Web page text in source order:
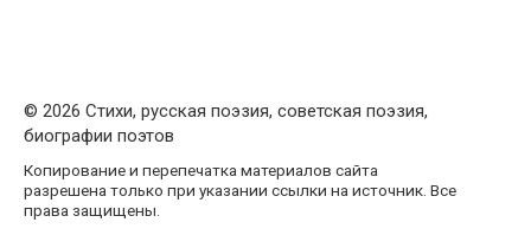
© 2026 Стихи, русская поэзия, советская поэзия,
биографии поэтов
Копирование и перепечатка материалов сайта
разрешена только при указании ссылки на источник. Все
права защищены.